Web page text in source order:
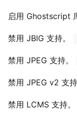
启用 Ghostscript
禁用 JBIG 支持。
禁用 JPEG 支持。
禁用 JPEG v2 支持
禁用 LCMS 支持。